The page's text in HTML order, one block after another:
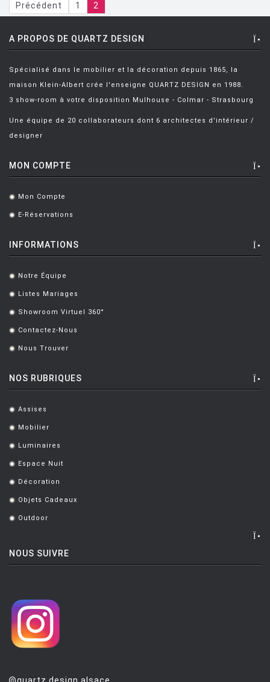
MAXALTO
MDF
MODERN LIVING
MOLTENI
MOOG DESIGN
NOTRE MONDE
NUOVEFORME
PLANIKA
POULSEN
PUNT MOBLES
QUARTZ DESIGN
RIVA
SELETTI
SERAX
SERRALUNGA
SKITSCH
Précédent 1 2
A PROPOS DE QUARTZ DESIGN
Spécialisé dans le mobilier et la décoration depuis 1865, la
maison Klein-Albert crée l'enseigne QUARTZ DESIGN en 1988.
3 show-room à votre disposition Mulhouse - Colmar - Strasbourg
Une équipe de 20 collaborateurs dont 6 architectes d'intérieur /
designer
MON COMPTE
. Mon Compte
. E-Réservations
INFORMATIONS
. Notre Équipe
. Listes Mariages
. Showroom Virtuel 360°
. Contactez-Nous
. Nous Trouver
NOS RUBRIQUES
. Assises
. Mobilier
. Luminaires
. Espace Nuit
. Décoration
. Objets Cadeaux
. Outdoor
NOUS SUIVRE